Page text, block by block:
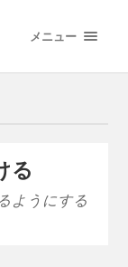
メニュー
る
ようにする